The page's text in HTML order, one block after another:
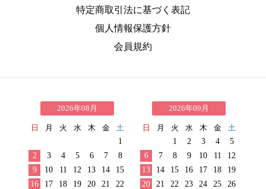
特定商取引法に基づく表記
個人情報保護方針
会員規約
2026年08月
日 月 火 水 木 金
土
1
2
3 4 5 6 7
8
9
10 11 12 13 14
15
16
17 18 19 20 21 22
2026年09月
日 月 火 水 木 金
土
1
2 3 4
5
6
7 8 9 10 11
12
13
14 15 16 17 18
19
20
21 22 23 24 25 26